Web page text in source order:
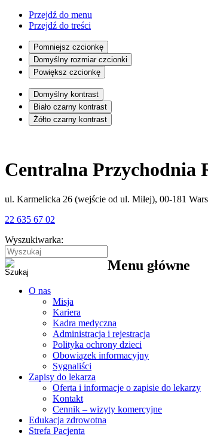
Przejdź do menu
Przejdź do treści
Pomniejsz czcionkę
Domyślny rozmiar czcionki
Powiększ czcionkę
Domyślny kontrast
Biało czarny kontrast
Żółto czarny kontrast
Centralna Przychodnia
ul. Karmelicka 26 (wejście od ul. Miłej), 00-181
22 635 67 02
Wyszukiwarka:
Menu główne
O nas
Misja
Kariera
Kadra medyczna
Administracja i rejestracja
Polityka ochrony dzieci
Obowiązek informacyjny
Sygnaliści
Zapisy do lekarza
Oferta i informacje o zapisie do lekarzy
Kontakt
Cennik – wizyty komercyjne
Edukacja zdrowotna
Strefa Pacjenta